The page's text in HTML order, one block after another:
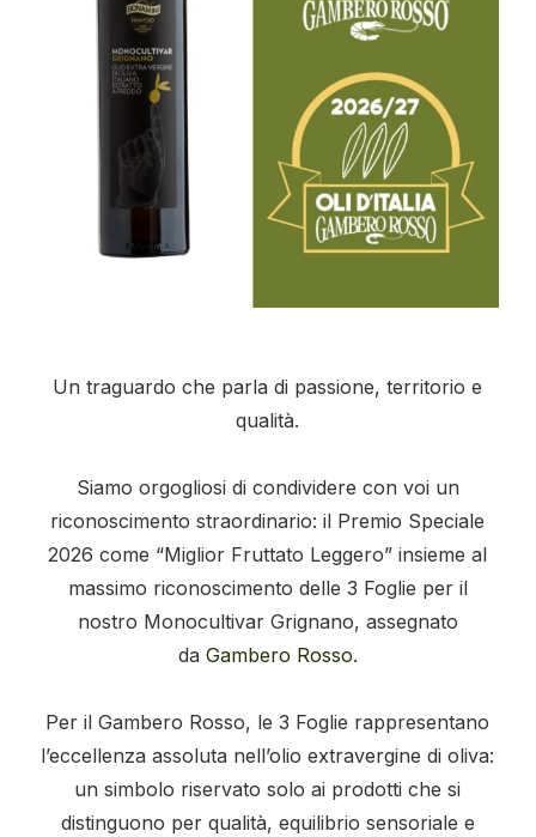
Un traguardo che parla di passione, territorio e
qualità.
Siamo orgogliosi di condividere con voi un
riconoscimento straordinario: il Premio Speciale
2026 come “Miglior Fruttato Leggero” insieme al
massimo riconoscimento delle 3 Foglie per il
nostro Monocultivar Grignano, assegnato
da Gambero Rosso.
Per il Gambero Rosso, le 3 Foglie rappresentano
l’eccellenza assoluta nell’olio extravergine di oliva:
un simbolo riservato solo ai prodotti che si
distinguono per qualità, equilibrio sensoriale e